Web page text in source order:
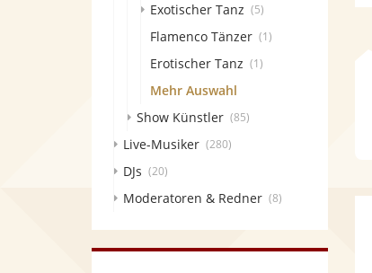
Exotischer Tanz (5)
Flamenco Tänzer (1)
Erotischer Tanz (1)
Mehr Auswahl
Show Künstler (85)
Live-Musiker (280)
DJs (20)
Moderatoren & Redner (8)